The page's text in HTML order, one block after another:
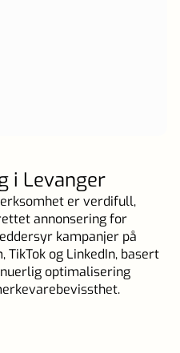
i Levanger
er verdifull,
annonsering for
kampanjer på
TikTok og LinkedIn, basert
optimalisering